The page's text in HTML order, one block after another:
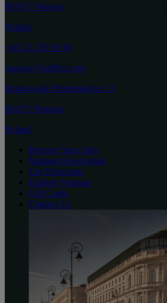
00-071 Warsaw
Poland
+48 22 255 95 00
warsaw@raffles.com
Krakowskie Przedmieście 13
00-071 Warsaw
Poland
Reserve Your Stay
Manage Reservation
Get Directions
Explore Warsaw
Gift Cards
Contact Us